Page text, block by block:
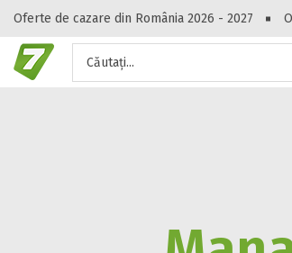
Oferte de cazare din România 2026 - 2027
Căutați...